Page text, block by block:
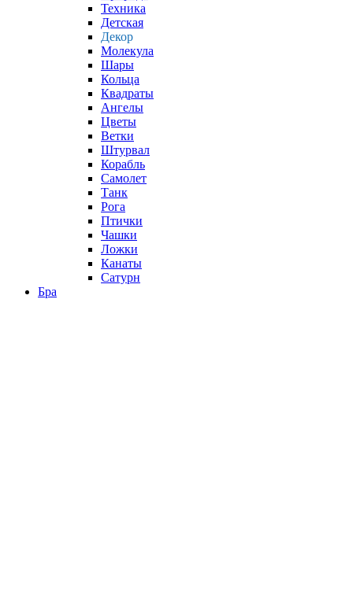
Техника
Детская
Декор
Молекула
Шары
Кольца
Квадраты
Ангелы
Цветы
Ветки
Штурвал
Корабль
Самолет
Танк
Рога
Птички
Чашки
Ложки
Канаты
Сатурн
Бра